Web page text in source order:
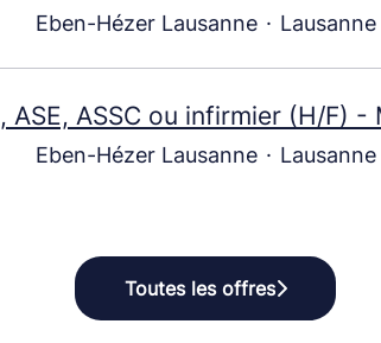
Eben-Hézer Lausanne · Lausanne
ASE, ASSC ou infirmier (H/F)
Eben-Hézer Lausanne · Lausanne
Toutes les offres